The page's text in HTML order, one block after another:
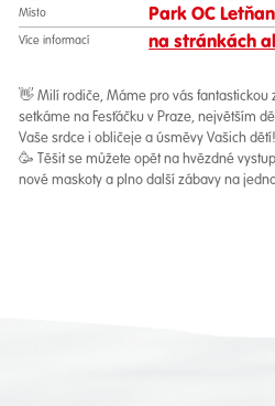
Místo Park OC
Více informací na stránkách
👋 Milí rodiče, Máme pro vás fantastickou
setkáme na Fesťáčku v Praze, největším
Vaše srdce i obličeje a úsměvy Vašich dětí!
🥳 Těšit se můžete opět na hvězdné
nové maskoty a plno další zábavy na